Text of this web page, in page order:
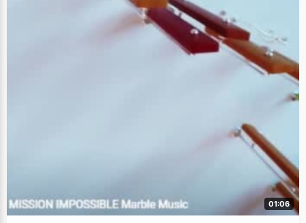
01:06